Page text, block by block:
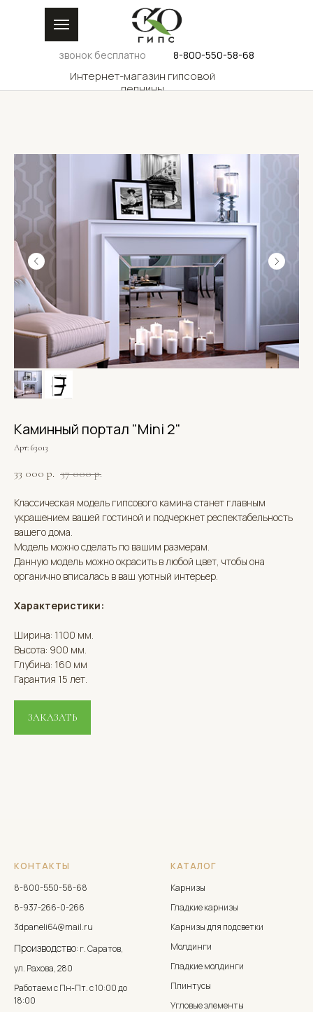
8-800-550-58-68
КАТАЛОГ ДИЗАЙНЕРАМ
ГАЛЕРЕЯ
Интернет-магазин гипсовой
лепнины
звонок бесплатно
Каминный портал "Mini 2"
Арт: 63.013
33 000 р. 37 000 р.
Классическая модель гипсового камина станет главным
украшением вашей гостиной и подчеркнет респектабельность
вашего дома.
Модель можно сделать по вашим размерам.
Данную модель можно окрасить в любой цвет, чтобы она
органично вписалась в ваш уютный интерьер.
Характеристики:
Ширина: 1100 мм.
Высота: 900 мм.
Глубина: 160 мм
Гарантия 15 лет.
ЗАКАЗАТЬ
КОНТАКТЫ
8-800-550-58-68
8-937-266-0-266
3dpaneli64@mail.ru
Производство: г. Саратов,
ул. Рахова, 280
Работаем с Пн-Пт. с 10:00 до
18:00
КАТАЛОГ
Карнизы
Гладкие карнизы
Карнизы для подсветки
Молдинги
Гладкие молдинги
Плинтусы
Угловые элементы